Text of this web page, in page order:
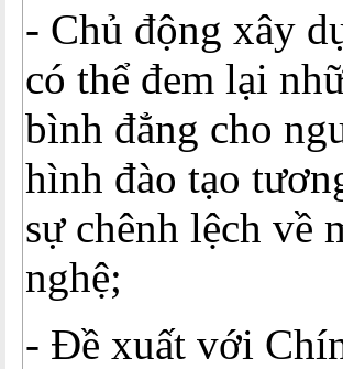
- Chủ động xây
có thể đem lại
bình đẳng cho
hình đào tạo
sự chênh lệch về
nghệ;
- Đề xuất với